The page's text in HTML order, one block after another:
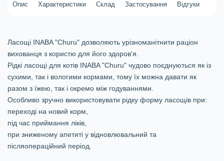
Опис Характеристики Склад Застосування Відгуки
Ласощі INABA "Churu" дозволяють урізноманітнити раціон
вихованця з користю для його здоров'я.
Рідкі ласощі для котів INABA "Churu" чудово поєднуються як із
сухими, так і вологими кормами, тому їх можна давати як
разом з їжею, так і окремо між годуваннями.
Особливо зручно використовувати рідку форму ласощів при:
переході на новий корм,
під час приймання ліків,
при зниженому апетиті у відновлювальний та
післяопераційний період.